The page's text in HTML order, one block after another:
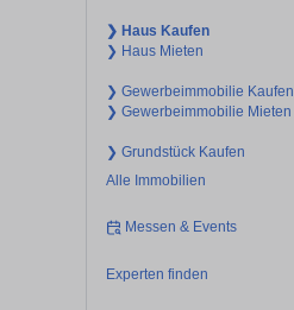
❯ Haus Kaufen
❯ Haus Mieten
❯ Gewerbeimmobilie Kaufen
❯ Gewerbeimmobilie Mieten
❯ Grundstück Kaufen
Alle Immobilien
Messen & Events
Experten finden